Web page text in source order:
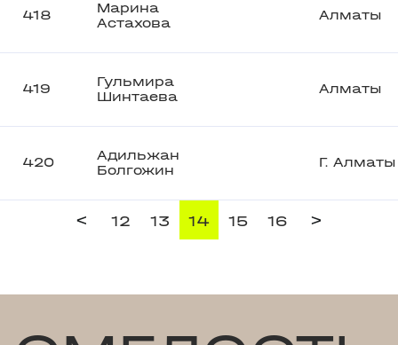
418
Марина
Астахова
Алматы
419
Гульмира
Шинтаева
Алматы
420
Адильжан
Болгожин
Г. Алматы
< 12 13 14 15 16 >